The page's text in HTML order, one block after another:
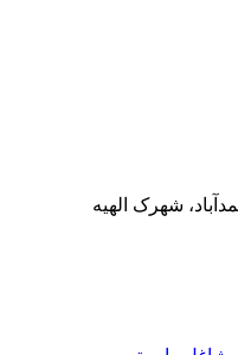
شهرک الهیه